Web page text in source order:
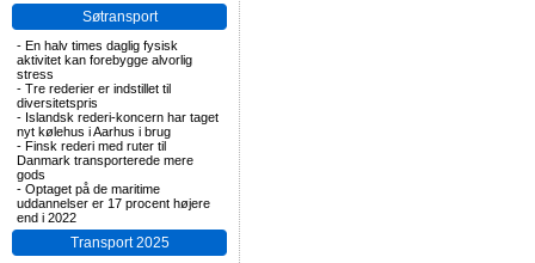
Søtransport
- En halv times daglig fysisk
aktivitet kan forebygge alvorlig
stress
- Tre rederier er indstillet til
diversitetspris
- Islandsk rederi-koncern har taget
nyt kølehus i Aarhus i brug
- Finsk rederi med ruter til
Danmark transporterede mere
gods
- Optaget på de maritime
uddannelser er 17 procent højere
end i 2022
Transport 2025